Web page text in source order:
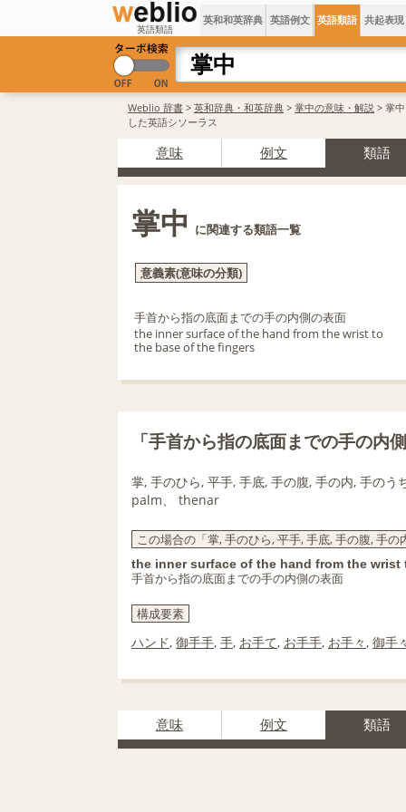
英語類語
英和和英辞典 英語例文 英語類語 共起表現
Weblio 辞書 > 英和辞典・和英辞典 > 掌中の意味・解説 > 掌
した英語シソーラス
意味 例文 類語
掌中 に関連する類語一覧
意義素(意味の分類)
手首から指の底面までの手の内側の表面
the inner surface of the hand from the wrist to
the base of the fingers
「手首から指の底面までの手の内
掌, 手のひら, 平手, 手底, 手の腹, 手の内, 手のう
palm、 thenar
この場合の「掌, 手のひら, 平手, 手底, 手の腹, 手
the inner surface of the hand from the
手首から指の底面までの手の内側の表面
構成要素
ハンド, 御手手, 手, お手て, お手手, お手々, 御手
意味 例文 類語